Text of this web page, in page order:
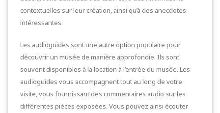
contextuelles sur leur création, ainsi qu’à des anecdotes
intéressantes.
Les audioguides sont une autre option populaire pour
découvrir un musée de manière approfondie. Ils sont
souvent disponibles à la location à l’entrée du musée. Les
audioguides vous accompagnent tout au long de votre
visite, vous fournissant des commentaires audio sur les
différentes pièces exposées. Vous pouvez ainsi écouter